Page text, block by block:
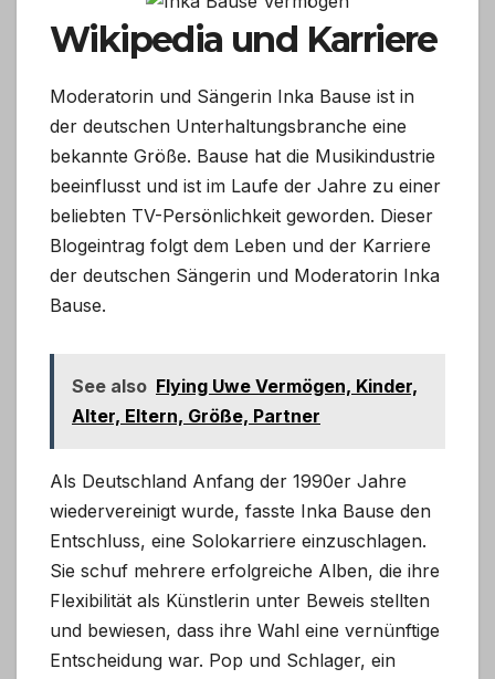
Wikipedia und Karriere
Moderatorin und Sängerin Inka Bause ist in
der deutschen Unterhaltungsbranche eine
bekannte Größe. Bause hat die Musikindustrie
beeinflusst und ist im Laufe der Jahre zu einer
beliebten TV-Persönlichkeit geworden. Dieser
Blogeintrag folgt dem Leben und der Karriere
der deutschen Sängerin und Moderatorin Inka
Bause.
See also Flying Uwe Vermögen, Kinder,
Alter, Eltern, Größe, Partner
Als Deutschland Anfang der 1990er Jahre
wiedervereinigt wurde, fasste Inka Bause den
Entschluss, eine Solokarriere einzuschlagen.
Sie schuf mehrere erfolgreiche Alben, die ihre
Flexibilität als Künstlerin unter Beweis stellten
und bewiesen, dass ihre Wahl eine vernünftige
Entscheidung war. Pop und Schlager, ein